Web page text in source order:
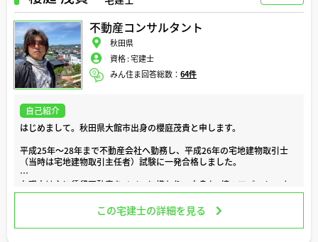
にお聞かせ頂いた上でお客様にどのようなご提案をすればより幸せにな
って頂けるかということを常に心がけております。
住宅ローンやリフォーム、地域の最新情報など、気になる事がございま
したら、どのような些細なことでもお気軽にご相談ください。
どうぞよろしくお願い致します。
不動産コンサルタント
秋田県
資格 :宅建士
みん住ま回答総数：64件
自己紹介
はじめまして。秋田県大館市出身の櫻庭茂貴と申します。
平成25年～28年まで不動産会社へ勤務し、平成26年の宅地建物取引士
（当時は宅地建物取引主任者）試験に一発合格しました。
在職中は主に賃貸不動産をメインに携わり、自身も1棟のアパートのオ
ーナーをやっております。
進学や就職・転勤等でアパートやマンションなどの賃貸物件を探した
り、また入居後のトラブルなどを気にされている方もいることでしょ
この宅建士の詳細を見る